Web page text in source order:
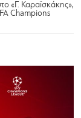
«Γ. Καραϊσκάκης»,
Champions